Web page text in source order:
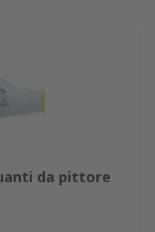
da pittore